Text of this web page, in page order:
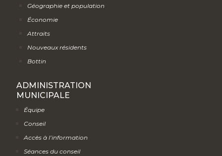
Géographie et population
Économie
Attraits
Nouveaux résidents
Bottin
ADMINISTRATION
MUNICIPALE
Équipe
Conseil
Accès à l’information
Séances du conseil